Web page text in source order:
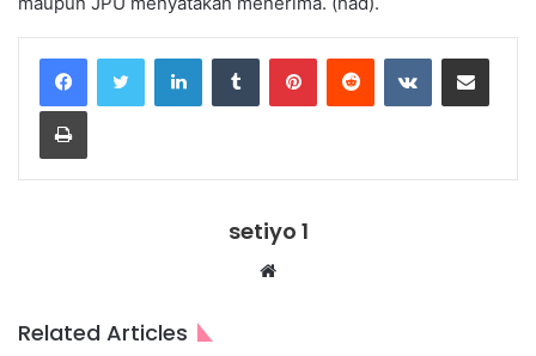
LinkedInTumblr PinterestReddit VKontakteShare via Email
Print
setiyo 1
Website
Related Articles